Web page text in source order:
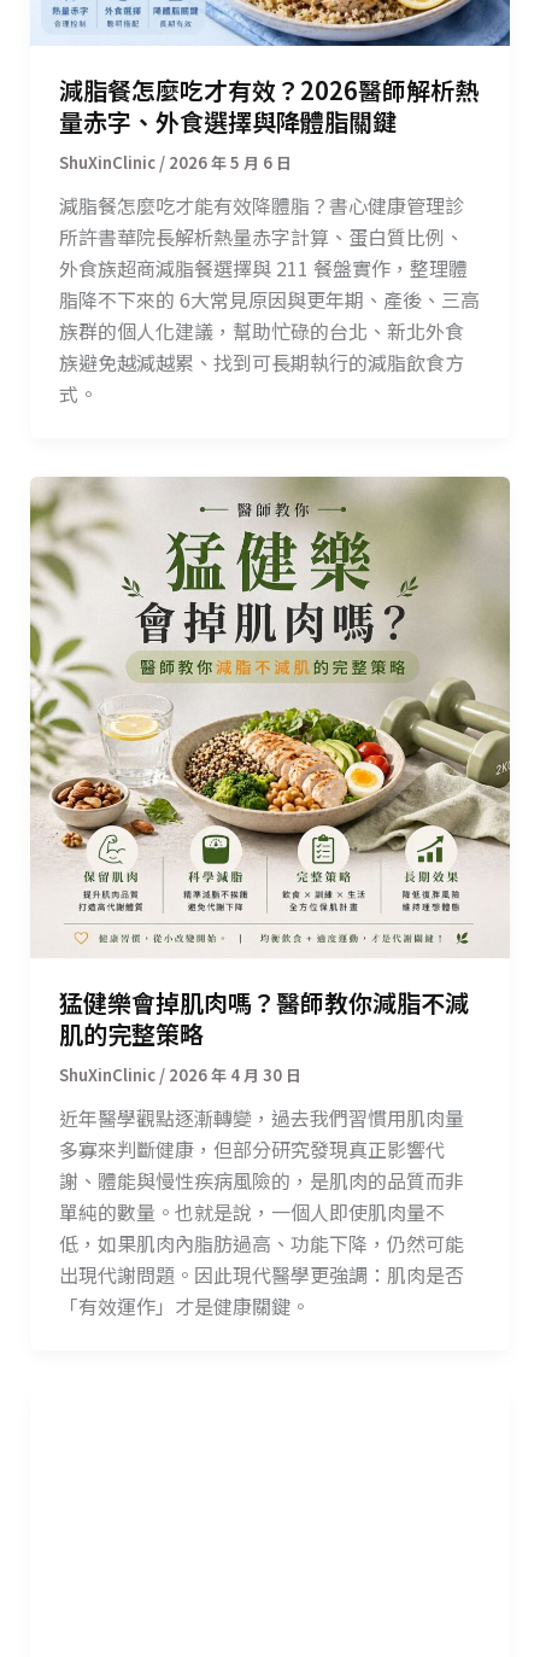
減脂餐怎麼吃才有效？2026醫師解析熱
量赤字、外食選擇與降體脂關鍵
/ 2026 年 5 月 6 日
減脂餐怎麼吃才能有效降體脂？書心健康管理診
所許書華院長解析熱量赤字計算、蛋白質比例、
外食族超商減脂餐選擇與 211 餐盤實作，整理體
脂降不下來的 6大常見原因與更年期、產後、三高
族群的個人化建議，幫助忙碌的台北、新北外食
族避免越減越累、找到可長期執行的減脂飲食方
式。
猛健樂會掉肌肉嗎？醫師教你減脂不減
肌的完整策略
/ 2026 年 4 月 30 日
近年醫學觀點逐漸轉變，過去我們習慣用肌肉量
多寡來判斷健康，但部分研究發現真正影響代
謝、體能與慢性疾病風險的，是肌肉的品質而非
單純的數量。也就是說，一個人即使肌肉量不
低，如果肌肉內脂肪過高、功能下降，仍然可能
出現代謝問題。因此現代醫學更強調：肌肉是否
「有效運作」才是健康關鍵。